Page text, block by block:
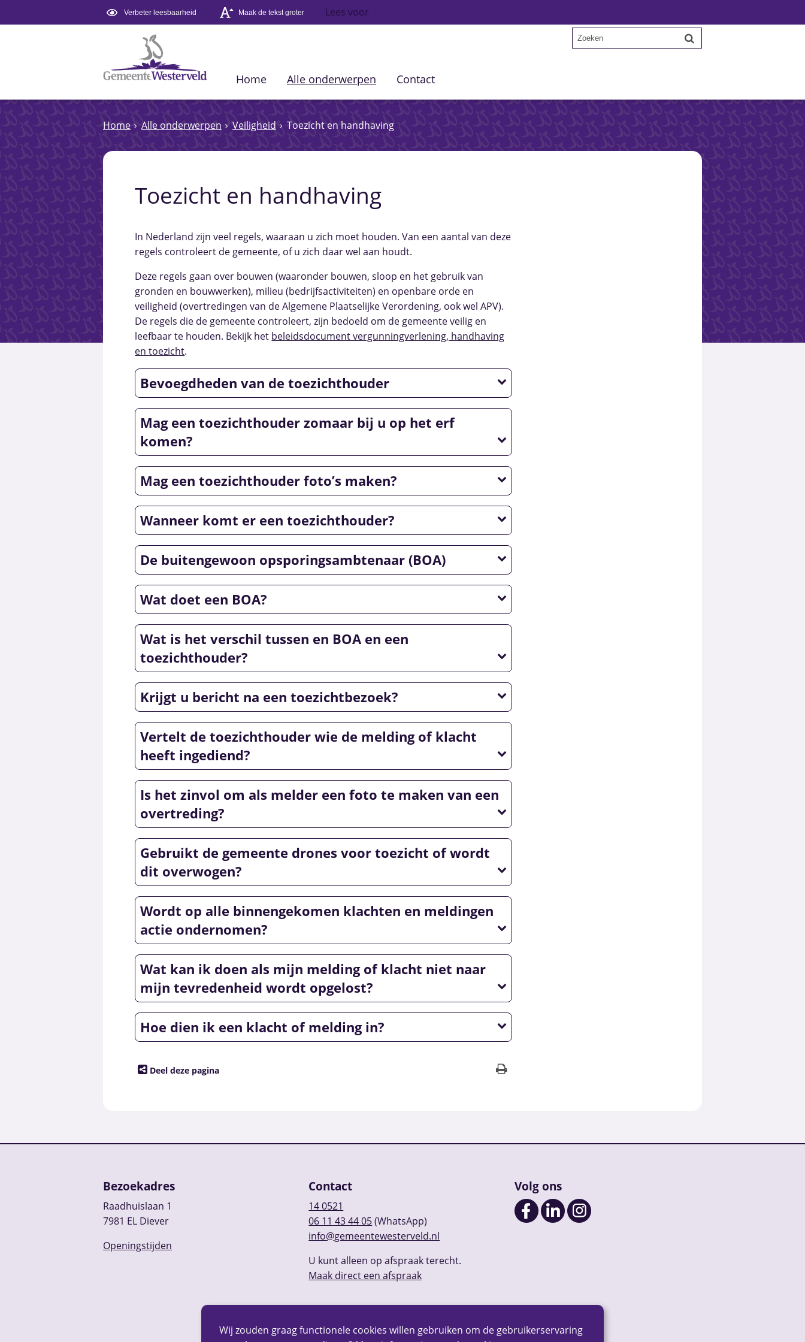
Wij zouden graag functionele cookies willen gebruiken om de gebruikerservaring
Verbeter leesbaarheid Maak de tekst groter Lees voor
Home Alle onderwerpen Contact
Home Alle onderwerpen Veiligheid Toezicht en handhaving
Toezicht en handhaving
In Nederland zijn veel regels, waaraan u zich moet houden. Van een aantal van deze
regels controleert de gemeente, of u zich daar wel aan houdt.
Deze regels gaan over bouwen (waaronder bouwen, sloop en het gebruik van
gronden en bouwwerken), milieu (bedrijfsactiviteiten) en openbare orde en
veiligheid (overtredingen van de Algemene Plaatselijke Verordening, ook wel APV).
De regels die de gemeente controleert, zijn bedoeld om de gemeente veilig en
leefbaar te houden. Bekijk het beleidsdocument vergunningverlening, handhaving
en toezicht.
Bevoegdheden van de toezichthouder
Mag een toezichthouder zomaar bij u op het erf
komen?
Mag een toezichthouder foto’s maken?
Wanneer komt er een toezichthouder?
De buitengewoon opsporingsambtenaar (BOA)
Wat doet een BOA?
Wat is het verschil tussen en BOA en een
toezichthouder?
Krijgt u bericht na een toezichtbezoek?
Vertelt de toezichthouder wie de melding of klacht
heeft ingediend?
Is het zinvol om als melder een foto te maken van een
overtreding?
Gebruikt de gemeente drones voor toezicht of wordt
dit overwogen?
Wordt op alle binnengekomen klachten en meldingen
actie ondernomen?
Wat kan ik doen als mijn melding of klacht niet naar
mijn tevredenheid wordt opgelost?
Hoe dien ik een klacht of melding in?
Deel deze pagina
Bezoekadres
Raadhuislaan 1
7981 EL Diever
Openingstijden
Contact
14 0521
06 11 43 44 05(WhatsApp)
info@gemeentewesterveld.nl
U kunt alleen op afspraak terecht.
Maak direct een afspraak
Volg ons